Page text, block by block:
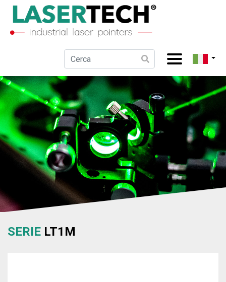
SERIE LT1M